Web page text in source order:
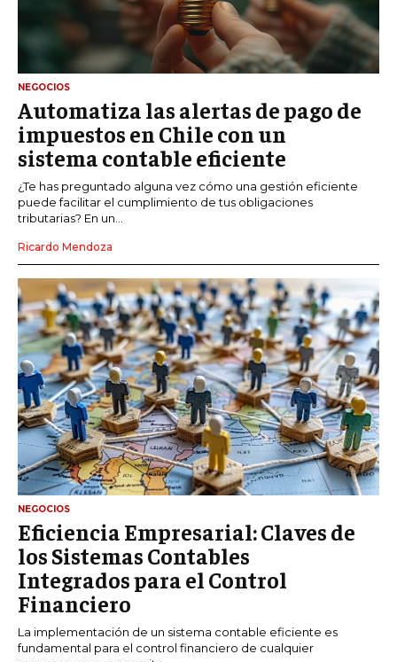
NEGOCIOS
Automatiza las alertas de pago de
impuestos en Chile con un
sistema contable eficiente
¿Te has preguntado alguna vez cómo una gestión eficiente
puede facilitar el cumplimiento de tus obligaciones
tributarias? En un...
Ricardo Mendoza
NEGOCIOS
Eficiencia Empresarial: Claves de
los Sistemas Contables
Integrados para el Control
Financiero
La implementación de un sistema contable eficiente es
fundamental para el control financiero de cualquier